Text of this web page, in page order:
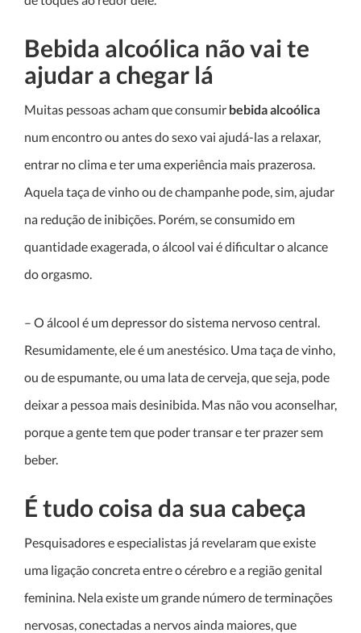
Bebida alcoólica não vai te
ajudar a chegar lá
Muitas pessoas acham que consumir bebida alcoólica
num encontro ou antes do sexo vai ajudá-las a relaxar,
entrar no clima e ter uma experiência mais prazerosa.
Aquela taça de vinho ou de champanhe pode, sim, ajudar
na redução de inibições. Porém, se consumido em
quantidade exagerada, o álcool vai é dificultar o alcance
do orgasmo.
– O álcool é um depressor do sistema nervoso central.
Resumidamente, ele é um anestésico. Uma taça de vinho,
ou de espumante, ou uma lata de cerveja, que seja, pode
deixar a pessoa mais desinibida. Mas não vou aconselhar,
porque a gente tem que poder transar e ter prazer sem
beber.
É tudo coisa da sua cabeça
Pesquisadores e especialistas já revelaram que existe
uma ligação concreta entre o cérebro e a região genital
feminina. Nela existe um grande número de terminações
nervosas, conectadas a nervos ainda maiores, que